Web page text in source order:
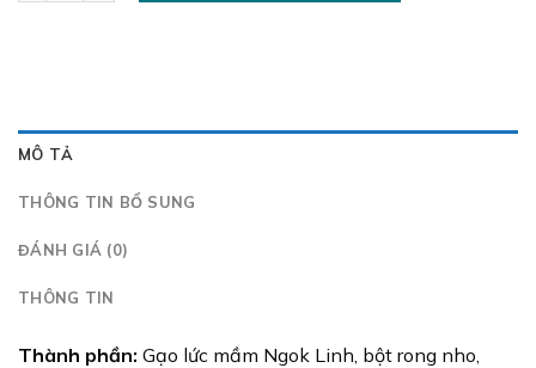
MÔ TẢ
THÔNG TIN BỔ SUNG
ĐÁNH GIÁ (0)
THÔNG TIN
Thành phần: Gạo lức mầm Ngok Linh, bột rong nho,